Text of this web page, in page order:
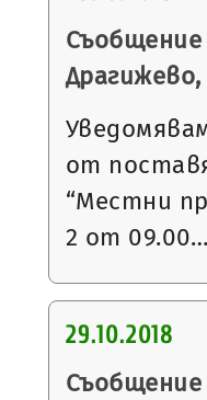
Съобщение
от
“Местни
2 от 09.00…
29.10.2018
Съобщение